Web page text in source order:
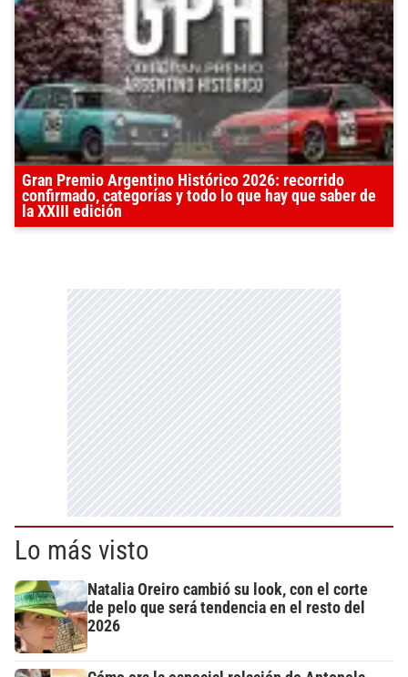
Gran Premio Argentino Histórico 2026: recorrido
confirmado, categorías y todo lo que hay que saber de
la XXIII edición
Lo más visto
Natalia Oreiro cambió su look, con el corte
de pelo que será tendencia en el resto del
2026